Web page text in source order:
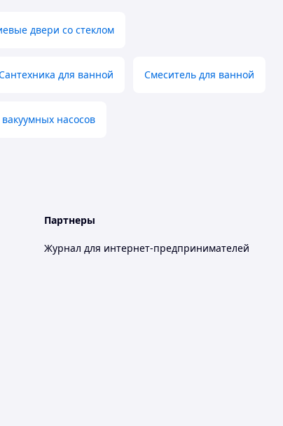
двери со стеклом
для ванной Смеситель для ванной
насосов
Партнеры
Журнал для интернет-предпринимателей